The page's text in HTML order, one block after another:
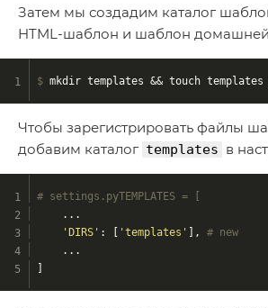
Затем мы создадим каталог
HTML-шаблон и шаблон
$ mkdir templates && touch
Чтобы зарегистрировать файлы
добавим каталог templates в
# settings.pyTEMPLATES = [
    ...
'DIRS' : [ 'templates' ], # new
    ...
]